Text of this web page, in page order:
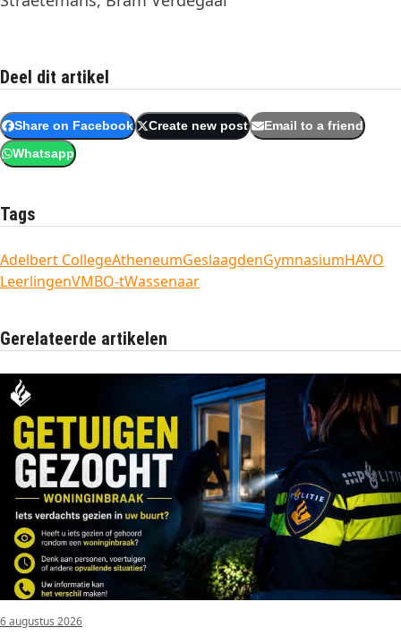
Deel dit artikel
Share on Facebook Create new post Email to a friend
Whatsapp
Tags
Adelbert CollegeAtheneumGeslaagdenGymnasiumHAVO
LeerlingenVMBO-tWassenaar
Gerelateerde artikelen
6 augustus 2026